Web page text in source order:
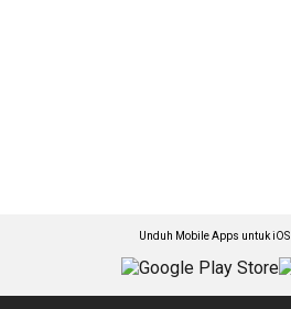
Unduh Mobile Apps untuk